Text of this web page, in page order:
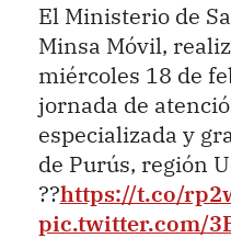
El Ministerio de
Minsa Móvil,
miércoles 18 de
jornada de
especializada y
de Purús, región
??https://t.co/
pic.twitter.com/